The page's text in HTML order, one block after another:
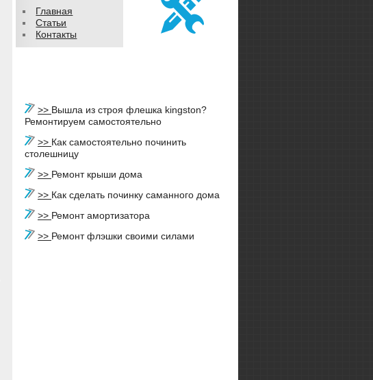
Главная
Статьи
Контакты
>> Вышла из строя флешка kingston?
Ремонтируем самостоятельно
>> Как самостоятельно починить
столешницу
>> Ремонт крыши дома
>> Как сделать починку саманного дома
>> Ремонт амортизатора
>> Ремонт флэшки своими силами